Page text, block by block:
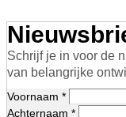
Schrijf je in voor de
van belangrijke
Voornaam *
Achternaam *